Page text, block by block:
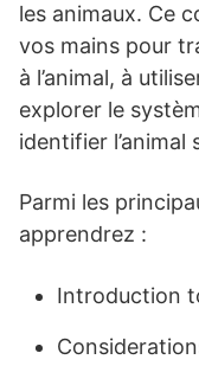
les animaux. Ce
vos mains pour
à l’animal, à
explorer le
identifier l’animal
Parmi les
apprendrez :
Introduction